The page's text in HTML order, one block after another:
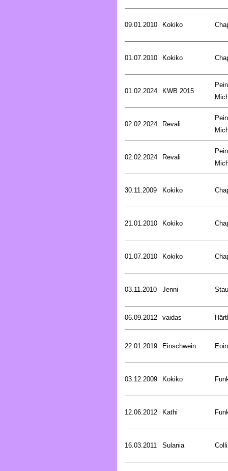
09.01.2010 Kokiko
01.07.2010 Kokiko
01.02.2024 KWB 2015
02.02.2024 Revali
02.02.2024 Revali
30.11.2009 Kokiko
21.01.2010 Kokiko
01.07.2010 Kokiko
03.11.2010 Jenni
06.09.2012 vaidas
22.01.2019 Einschwein
03.12.2009 Kokiko
12.06.2012 Kathi
16.03.2011 Sulania